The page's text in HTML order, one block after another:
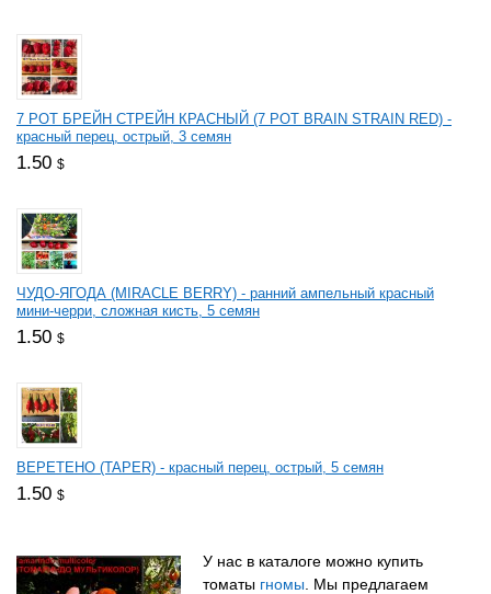
7 РОТ БРЕЙН СТРЕЙН КРАСНЫЙ (7 РОТ BRAIN STRAIN RED) -
красный перец, острый, 3 семян
1.50 $
ЧУДО-ЯГОДА (MIRACLE BERRY) - ранний ампельный красный
мини-черри, сложная кисть, 5 семян
1.50 $
ВЕРЕТЕНО (TAPER) - красный перец, острый, 5 семян
1.50 $
У нас в каталоге можно купить
томаты гномы . Мы предлагаем